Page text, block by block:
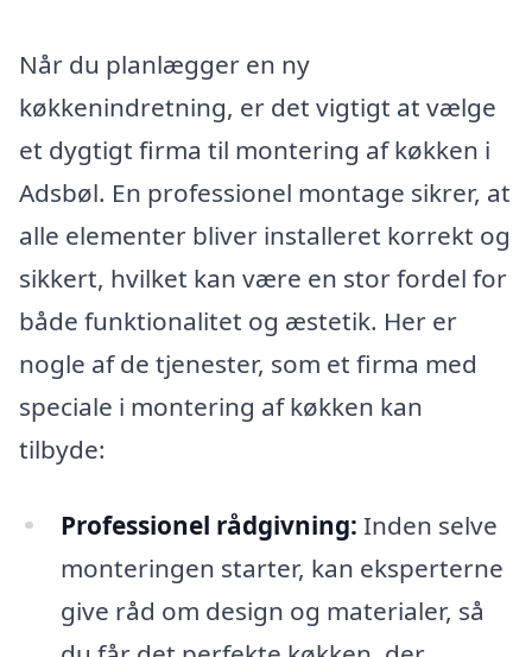
Når du planlægger en ny
køkkenindretning, er det vigtigt at vælge
et dygtigt firma til montering af køkken i
Adsbøl. En professionel montage sikrer, at
alle elementer bliver installeret korrekt og
sikkert, hvilket kan være en stor fordel for
både funktionalitet og æstetik. Her er
nogle af de tjenester, som et firma med
speciale i montering af køkken kan
tilbyde:
Professionel rådgivning: Inden selve
monteringen starter, kan eksperterne
give råd om design og materialer, så